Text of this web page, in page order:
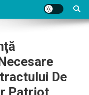
De
Patriot